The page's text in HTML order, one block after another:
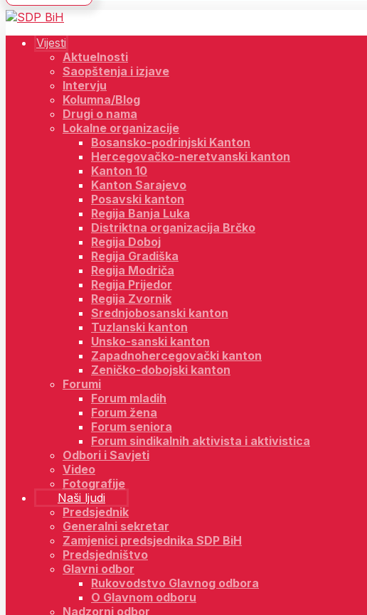
Vijesti
Aktuelnosti
Saopštenja i izjave
Intervju
Kolumna/Blog
Drugi o nama
Lokalne organizacije
Bosansko-podrinjski Kanton
Hercegovačko-neretvanski kanton
Kanton 10
Kanton Sarajevo
Posavski kanton
Regija Banja Luka
Distriktna organizacija Brčko
Regija Doboj
Regija Gradiška
Regija Modriča
Regija Prijedor
Regija Zvornik
Srednjobosanski kanton
Tuzlanski kanton
Unsko-sanski kanton
Zapadnohercegovački kanton
Zeničko-dobojski kanton
Forumi
Forum mladih
Forum žena
Forum seniora
Forum sindikalnih aktivista i aktivistica
Odbori i Savjeti
Video
Fotografije
Naši ljudi
Predsjednik
Generalni sekretar
Zamjenici predsjednika SDP BiH
Predsjedništvo
Glavni odbor
Rukovodstvo Glavnog odbora
O Glavnom odboru
Nadzorni odbor